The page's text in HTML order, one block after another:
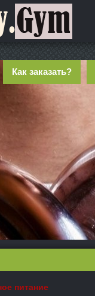
Как заказать?
питание